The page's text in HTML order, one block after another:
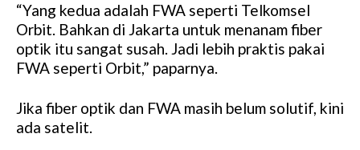
“Yang kedua adalah FWA seperti Telkomsel
Orbit. Bahkan di Jakarta untuk menanam fiber
optik itu sangat susah. Jadi lebih praktis pakai
FWA seperti Orbit,” paparnya.
Jika fiber optik dan FWA masih belum solutif, kini
ada satelit.